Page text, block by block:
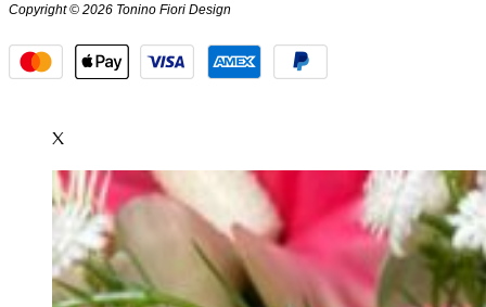
Copyright © 2026 Tonino Fiori Design
X